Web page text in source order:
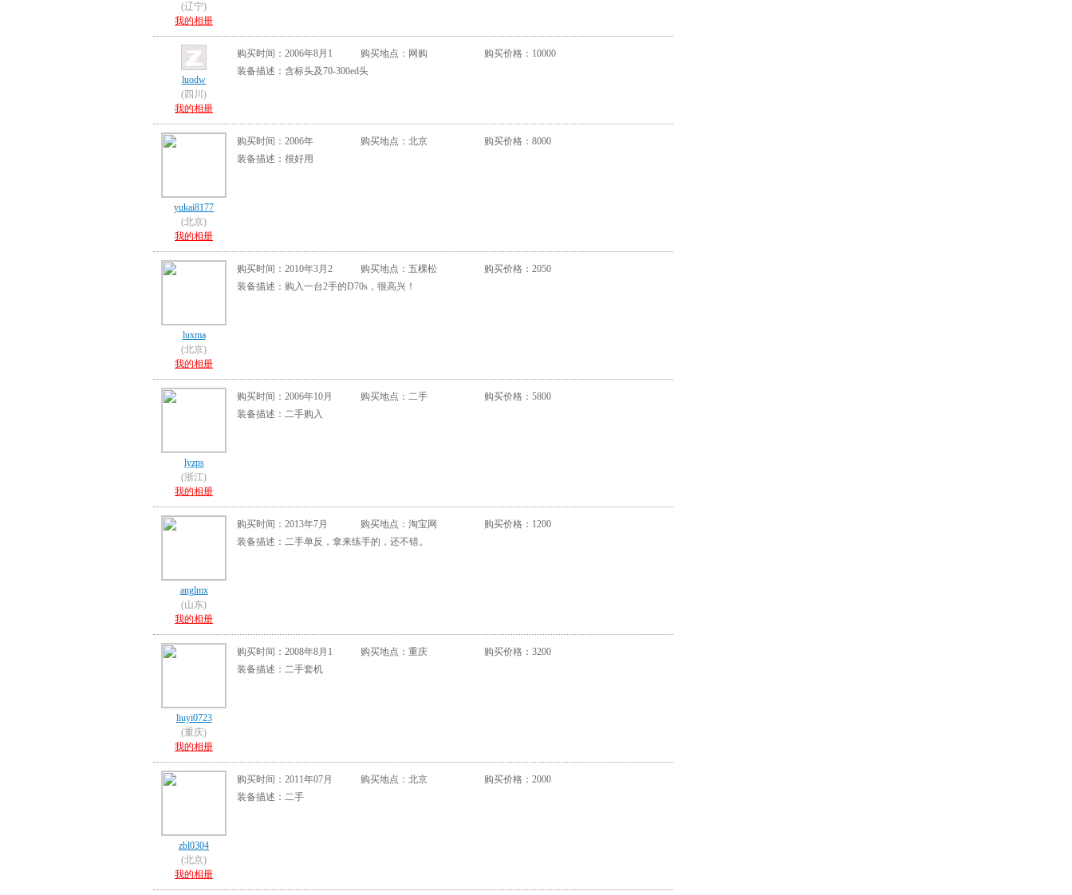
(辽宁)
我的相册
luodw
(四川)
我的相册
购买时间：2006年8月1 购买地点：网购
购买价格：10000
装备描述：含标头及70-300ed头
yukai8177
(北京)
我的相册
购买时间：2006年 购买地点：北京
购买价格：8000
装备描述：很好用
luxma
(北京)
我的相册
购买时间：2010年3月2 购买地点：五棵松
购买价格：2050
装备描述：购入一台2手的D70s，很高兴！
lyzps
(浙江)
我的相册
购买时间：2006年10月 购买地点：二手
购买价格：5800
装备描述：二手购入
anglmx
(山东)
我的相册
购买时间：2013年7月 购买地点：淘宝网
购买价格：1200
装备描述：二手单反，拿来练手的，还不错。
liuyi0723
(重庆)
我的相册
购买时间：2008年8月1 购买地点：重庆
购买价格：3200
装备描述：二手套机
zbl0304
(北京)
我的相册
购买时间：2011年07月 购买地点：北京
购买价格：2000
装备描述：二手